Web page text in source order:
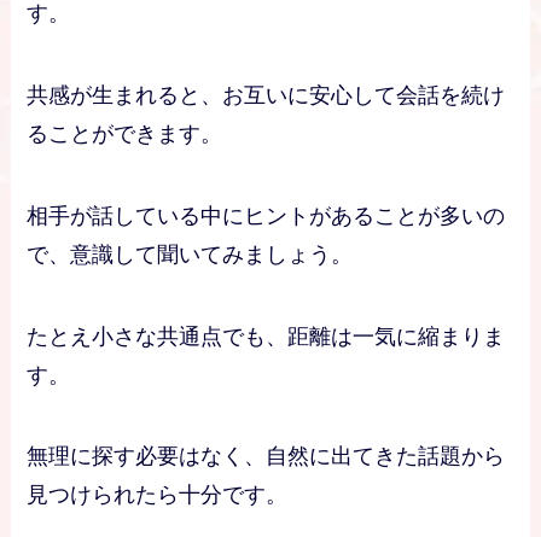
す。
共感が生まれると、お互いに安心して会話を続け
ることができます。
相手が話している中にヒントがあることが多いの
で、意識して聞いてみましょう。
たとえ小さな共通点でも、距離は一気に縮まりま
す。
無理に探す必要はなく、自然に出てきた話題から
見つけられたら十分です。